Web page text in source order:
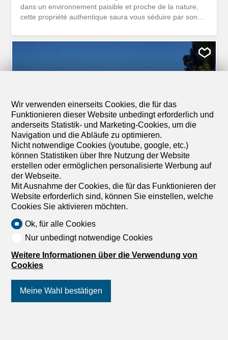
dans un environnement paisible et proche de la nature,
cette propriété authentique saura vous séduire par son
habitable de 90 m² et un terrain de 694 m², cette maison
dispose d'une grange, d'une cuisine avec un fourneau à
bois, de chambres à l'étage et de 2 salles de bain.
paisible - proche de la nature - pleine de charme -
authentique - potentiel transformable - grange - cuisine
avec fourneau à bois - chambres à l'étage - 2 salles de
bain - etc., etc., etc. ... Intéressé? Contactez-nous pour
une visite sans engagement - visite en ligne également
possible! Rien...
1 13
Einfamilienhaus
Einfamilienhaus mit 5 Zimmer
zum Verkauf in Bassecourt -
125 m²
CHF 435'000.-
Nach Absprache
Wir verwenden einerseits Cookies, die für das
Funktionieren dieser Website unbedingt erforderlich und
anderseits Statistik- und Marketing-Cookies, um die
Navigation und die Abläufe zu optimieren.
Nicht notwendige Cookies (youtube, google, etc.)
können Statistiken über Ihre Nutzung der Website
erstellen oder ermöglichen personalisierte Werbung auf
der Webseite.
Mit Ausnahme der Cookies, die für das Funktionieren der
Website erforderlich sind, können Sie einstellen, welche
Cookies Sie aktivieren möchten.
Ok, für alle Cookies
Nur unbedingt notwendige Cookies
Weitere Informationen über die Verwendung von
Cookies
Meine Wahl bestätigen